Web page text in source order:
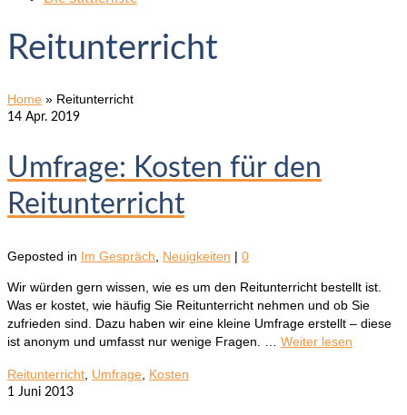
Reitunterricht
Home » Reitunterricht
14 Apr. 2019
Umfrage: Kosten für den
Reitunterricht
Geposted in Im Gespräch Neuigkeiten | 0
Wir würden gern wissen, wie es um den Reitunterricht bestellt ist.
Was er kostet, wie häufig Sie Reitunterricht nehmen und ob Sie
zufrieden sind. Dazu haben wir eine kleine Umfrage erstellt – diese
ist anonym und umfasst nur wenige Fragen. … Weiter lesen
Reitunterricht Umfrage Kosten
1 Juni 2013